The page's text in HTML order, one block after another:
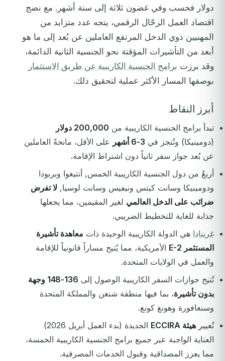
دولار فحسب وفي غضون ثلاثة إلى ستة أشهر. مع نضج
اقتصاد العمل الرحّال الرقمي، يتجه عدد متزايد من
المهنيين ذوي الدخل المرتفع العاملين عن بُعد إلى ما هو
أبعد من التأشيرات المؤقتة نحو الجنسية الثانية الدائمة،
وقد برزت برامج الجنسية الكاريبية عن طريق الاستثمار
بوصفها المسار الأكثر عملية لتحقيق ذلك.
أبرز النقاط
تبدأ برامج الجنسية الكاريبية من 200,000 دولار
(دومينيكا) وتُنجز في 3-6 أشهر
على الأقل، مانحةً العاملين
عن بُعد جواز سفر ثانياً دون اشتراط الإقامة.
أربعٌ من دول الجنسية الكاريبية الخمس, أنتيغوا وبربودا
ودومينيكا وسانت كيتس ونيفيس وسانت لوسيا, لا تفرض
ضرائب على الدخل العالمي لغير المقيمين، مما يجعلها
جذابة للغاية للتخطيط الضريبي.
غرينادا هي الدولة الكاريبية الوحيدة ذات معاهدة تأشيرة
المستثمر E-2
الأمريكية، مما يُتيح مساراً قانونياً للإقامة
والعمل في الولايات المتحدة.
تُتيح جوازات السفر الكاريبية الوصول إلى
136-148 وجهة
بدون تأشيرة، بما فيها منطقة شنغن والمملكة المتحدة
وسنغافورة وهونغ كونغ.
تُعيير هيئة ECCIRA
الجديدة (بدء العمل أبريل 2026)
العناية الواجبة عبر جميع برامج الجنسية الكاريبية الخمسة،
مما يعزز المصداقية وقبول الخدمات المصرفية.